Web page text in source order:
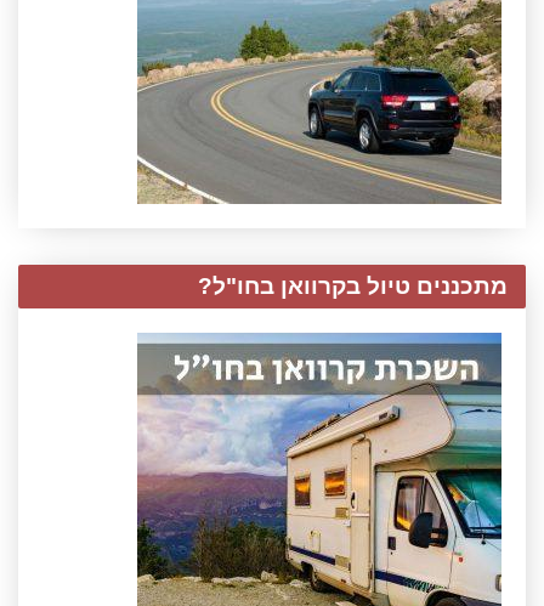
מתכננים טיול בקרוואן בחו"ל?